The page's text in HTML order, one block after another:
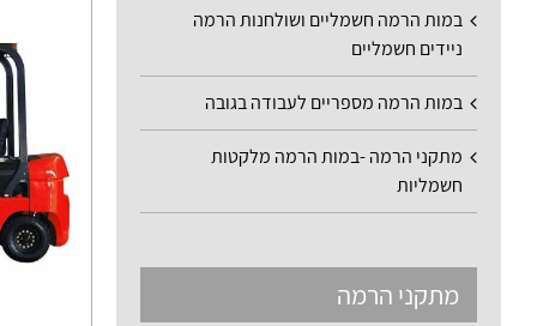
במות הרמה חשמליים ושולחנות הרמה
ניידים חשמליים
במות הרמה מספריים לעבודה בגובה
מתקני הרמה -במות הרמה מלקטות
חשמליות
מתקני הרמה